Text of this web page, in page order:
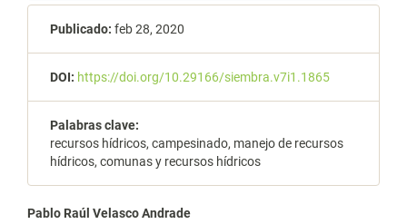
Publicado: feb 28, 2020
DOI: https://doi.org/10.29166/siembra.v7i1.1865
Palabras clave:
recursos hídricos, campesinado, manejo de recursos
hídricos, comunas y recursos hídricos
Pablo Raúl Velasco Andrade